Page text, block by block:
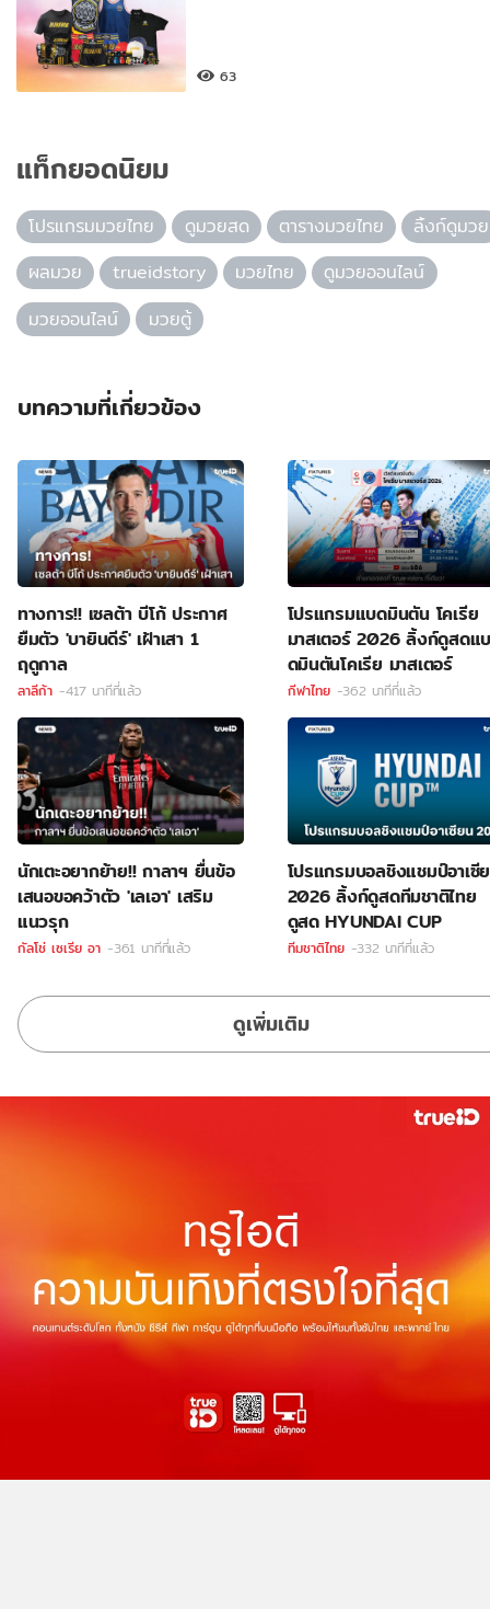
63
แท็กยอดนิยม
โปรแกรมมวยไทย ดูมวยสด ตารางมวยไทย
ลิ้งก์ดูมวย
ผลมวย
trueidstory มวยไทย
ดูมวยออนไลน์
มวยออนไลน์
มวยตู้
บทความที่เกี่ยวข้อง
ทางการ!! เซลต้า บีโก้ ประกาศ
ยืมตัว 'บายินดีร์' เฝ้าเสา 1
ฤดูกาล
ลาลีก้า -417 นาทีที่แล้ว
โปรแกรมแบดมินตัน โคเรีย
มาสเตอร์ 2026 ลิ้งก์ดูสดแ
ดมินตันโคเรีย มาสเตอร์
กีฬาไทย -362 นาทีที่แล้ว
นักเตะอยากย้าย!! กาลาฯ ยื่นข้อ
เสนอขอคว้าตัว 'เลเอา' เสริม
แนวรุก
กัลโช่ เซเรีย อา -361 นาทีที่แล้ว
โปรแกรมบอลชิงแชมป์อาเซี
2026 ลิ้งก์ดูสดทีมชาติไทย
ดูสด HYUNDAI CUP
ทีมชาติไทย -332 นาทีที่แล้ว
ดูเพิ่มเติม